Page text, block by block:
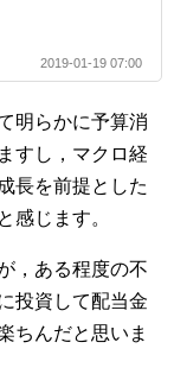
2019-01-19 07:00
明らかに予算消
すし，マクロ経
長を前提とした
感じます。
，ある程度の不
投資して配当金
ちんだと思いま